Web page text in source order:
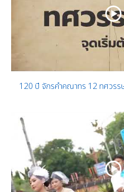
120 ปี จักรคำคณาทร 12 ทศวรร